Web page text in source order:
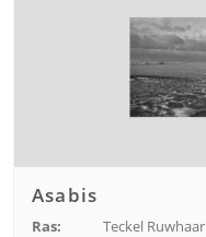
Asabis
Ras: Teckel Ruwhaar